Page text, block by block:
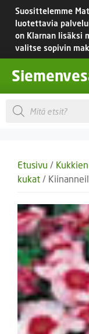
Siirry
sisältöön
Suosittelemme
luotettavia
on Klarnan lisäksi
valitse sopivin
Products
search
Etusivu /
kukat /